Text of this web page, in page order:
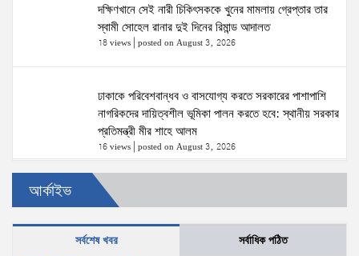
দক্ষিণখানে সেই নারী চিকিৎসককে খুনের মামলায় গ্রেপ্তার তার
স্বামী সোহেল রানার দুই দিনের রিমান্ড আদালত
18 views posted on August 3, 2026
ঢাকাকে পরিবেশবান্ধব ও বাসযোগ্য করতে সরকারের পাশাপাশি
নাগরিকদের দায়িত্বশীল ভূমিকা পালন করতে হবে: স্থানীয় সরকার
প্রতিমন্ত্রী মীর শাহে আলম
16 views posted on August 3, 2026
স্বরাষ্ট্রমন্ত্রীর সঙ্গে অস্ট্রেলিয়ার নাগরিকত্ব, কাস্টম ও
বহুসংস্কৃতি বিষয়ক সহকারী মন্ত্রীর সাক্ষাৎ
15 views|posted on August 3, 2026
আর্কাইভ
সর্বশেষ খবর সর্বাধিক পঠিত